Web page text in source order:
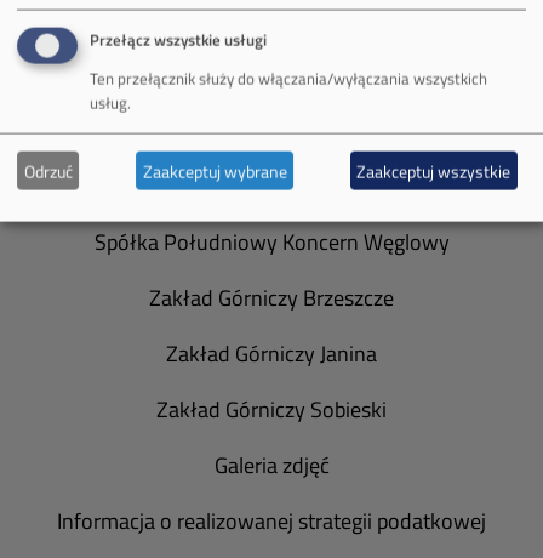
O Firmie
Władze spółki
Spółka Południowy Koncern Węglowy
Zakład Górniczy Brzeszcze
Zakład Górniczy Janina
Zakład Górniczy Sobieski
Galeria zdjęć
Informacja o realizowanej strategii podatkowej
Przełącz wszystkie usługi
Ten przełącznik służy do włączania/wyłączania wszystkich
usług.
Odrzuć Zaakceptuj wybrane Zaakceptuj wszystkie